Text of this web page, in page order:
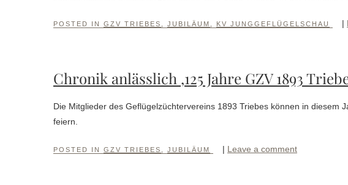
POSTED IN GZV TRIEBES JUBILÄUM KV JUNGGEFLÜGELSCHAU |
Chronik anlässlich ‚125 Jahre GZV 1893
Die Mitglieder des Geflügelzüchtervereins 1893 Triebes können in diesem
feiern.
POSTED IN GZV TRIEBES JUBILÄUM | Leave a comment